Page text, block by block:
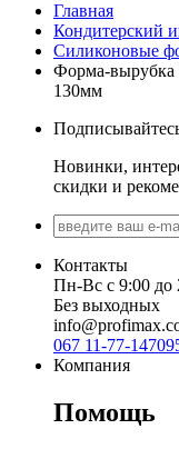
Главная
Кондитерский
Силиконовые
Форма-вырубка
130мм
Новинки,
скидки и
Контакты
Пн-Вс с 9:00 до
Без выходных
067 11-77-147
Компания
Помощь